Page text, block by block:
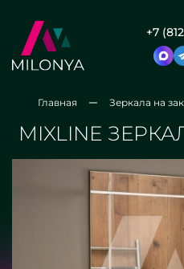
+7
Главная Зеркала на
MIXLINE